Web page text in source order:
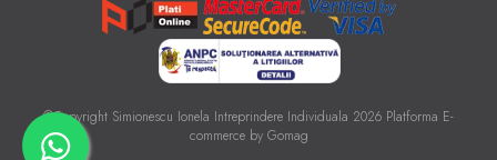
©Copyright Simionescu Ionela Intreprindere Individuala 2026 Platforma E-
commerce by Gomag